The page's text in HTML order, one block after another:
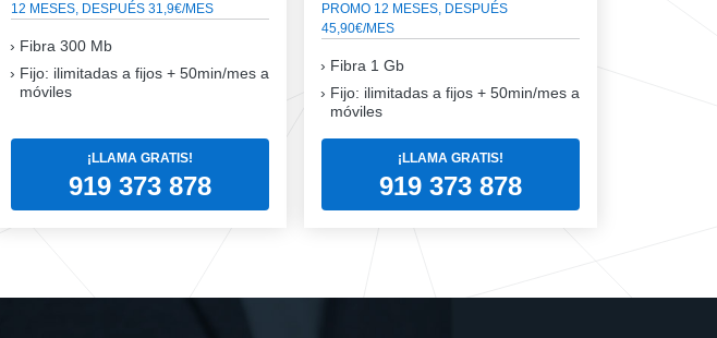
12 MESES, DESPUÉS 31,9€/MES
Fibra 300 Mb
Fijo: ilimitadas a fijos + 50min/mes a
móviles
¡LLAMA GRATIS!
919 373 878
PROMO 12 MESES, DESPUÉS
45,90€/MES
Fibra 1 Gb
Fijo: ilimitadas a fijos + 50min/mes a
móviles
¡LLAMA GRATIS!
919 373 878